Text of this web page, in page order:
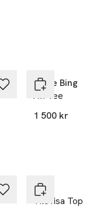
Anine Bing
Avi Tee
1 500 kr
Vila
Vilovisa Top